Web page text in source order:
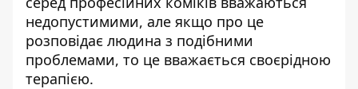
недопустимими, але якщо про це
розповідає людина з подібними
проблемами, то це вважається своєрідною
терапією.